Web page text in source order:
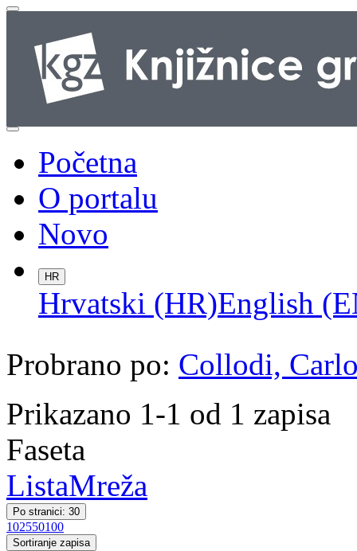
Početna
O portalu
Novo
HR
Hrvatski (HR)English
Probrano po: Collodi,
Prikazano 1-1 od 1 zapisa
Faseta
ListaMreža
Po stranici: 30
102550100
Sortiranje zapisa